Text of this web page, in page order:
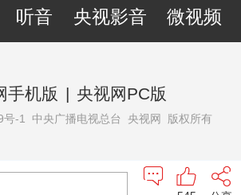
听音 央视影音 微视频
手机版 | 央视网PC版
号-1 中央广播电视总台 央视网 版权所有